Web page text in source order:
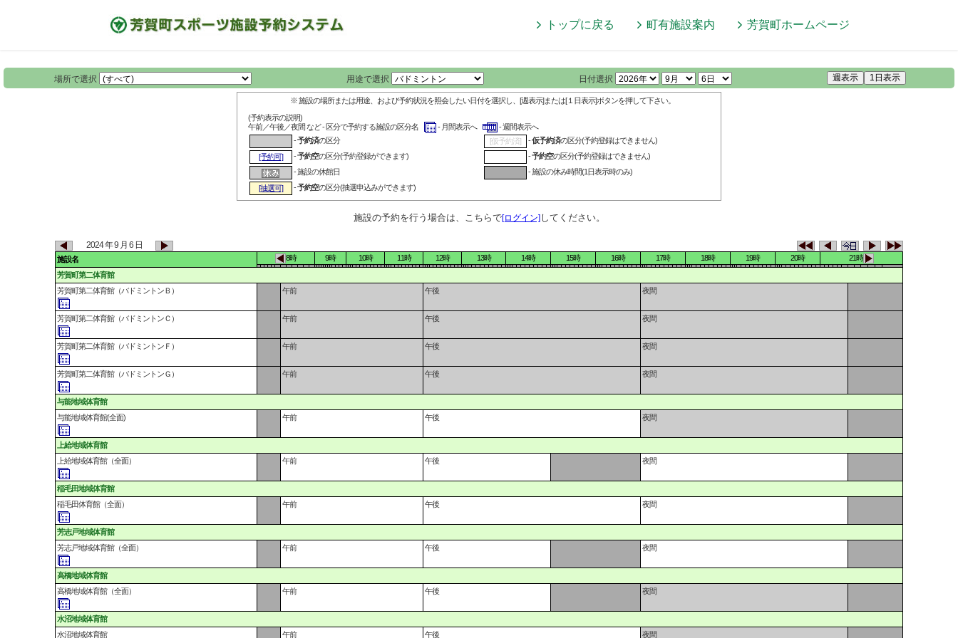
トップに戻る 町有施設案内 芳賀町ホームページ
場所で選択 用途で選択 日付選択 週表示 1日表示
※ 施設の場所または用途、および予約状況を照会したい日付を選択し、[週表示]または[１日表示]ボタンを押して下さい。
(予約表示の説明)
午前／午後／夜間 など - 区分で予約する施設の区分名
- 月間表示へ
- 週間表示へ
-予約済の区分 [仮予約済] -仮予約済の区分(予約登録はできません)
[予約可]
-予約空の区分(予約登録ができます) -予約空の区分(予約登録はできません)
- 施設の休館日
- 施設の休み時間(1日表示時のみ)
[抽選可]
-予約空の区分(抽選申込みができます)
施設の予約を行う場合は、こちらで[ログイン]してください。
2024 年 9 月 6 日
施設名 8時 9時 10時 11時 12時 13時 14時 15時 16時 17時 18時 19時 20時
21時
芳賀町第二体育館
芳賀町第二体育館（バドミントンＢ）
午前 午後 夜間
芳賀町第二体育館（バドミントンＣ） 午前 午後 夜間
芳賀町第二体育館（バドミントンＦ） 午前 午後 夜間
芳賀町第二体育館（バドミントンＧ） 午前 午後 夜間
与能地域体育館
与能地域体育館(全面)
午前 午後 夜間
上給地域体育館
上給地域体育館（全面）
午前 午後 夜間
稲毛田地域体育館
稲毛田体育館（全面）
午前 午後 夜間
芳志戸地域体育館
芳志戸地域体育館（全面）
午前 午後 夜間
高橋地域体育館
高橋地域体育館（全面）
午前 午後 夜間
水沼地域体育館
水沼地域体育館
午前 午後 夜間